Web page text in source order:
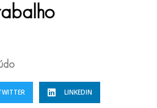
LINKEDIN